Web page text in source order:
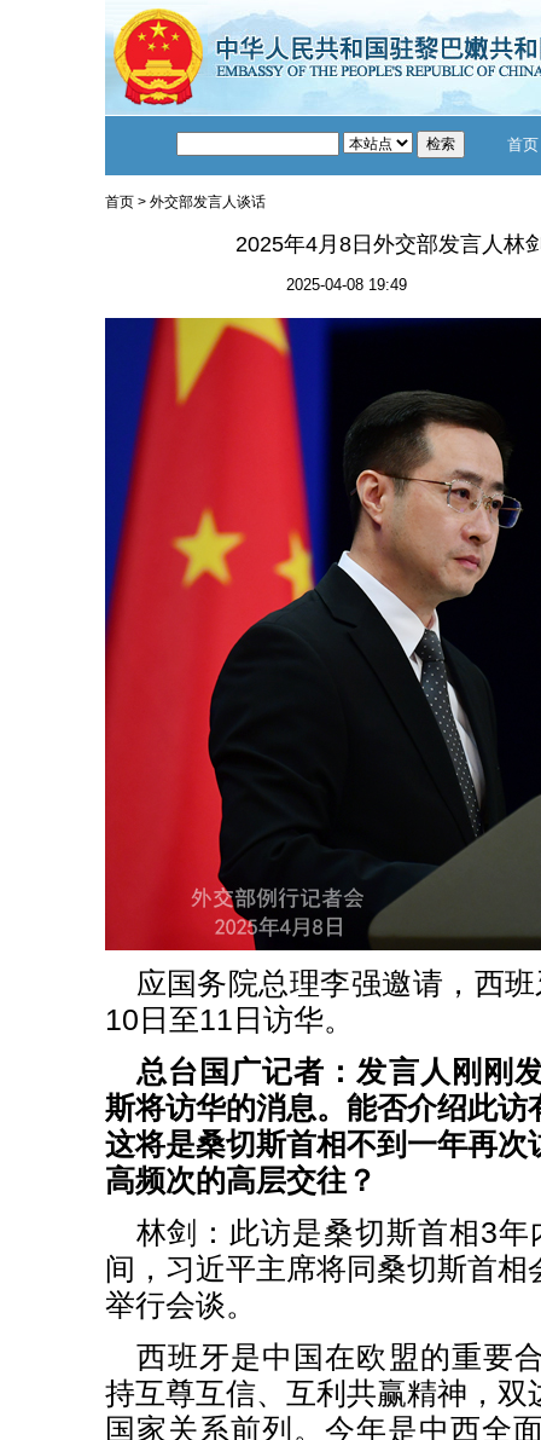
首页
首页> 外交部发言人谈话
2025年4月8日外交部发言人林
2025-04-08 19:49
应国务院总理李强邀请，西
10日至11日访华。
总台国广记者：发言人刚刚
斯将访华的消息。能否介绍此访
这将是桑切斯首相不到一年再次
高频次的高层交往？
林剑：此访是桑切斯首相3
间，习近平主席将同桑切斯首相
举行会谈。
西班牙是中国在欧盟的重要
持互尊互信、互利共赢精神，双
国家关系前列。今年是中西全